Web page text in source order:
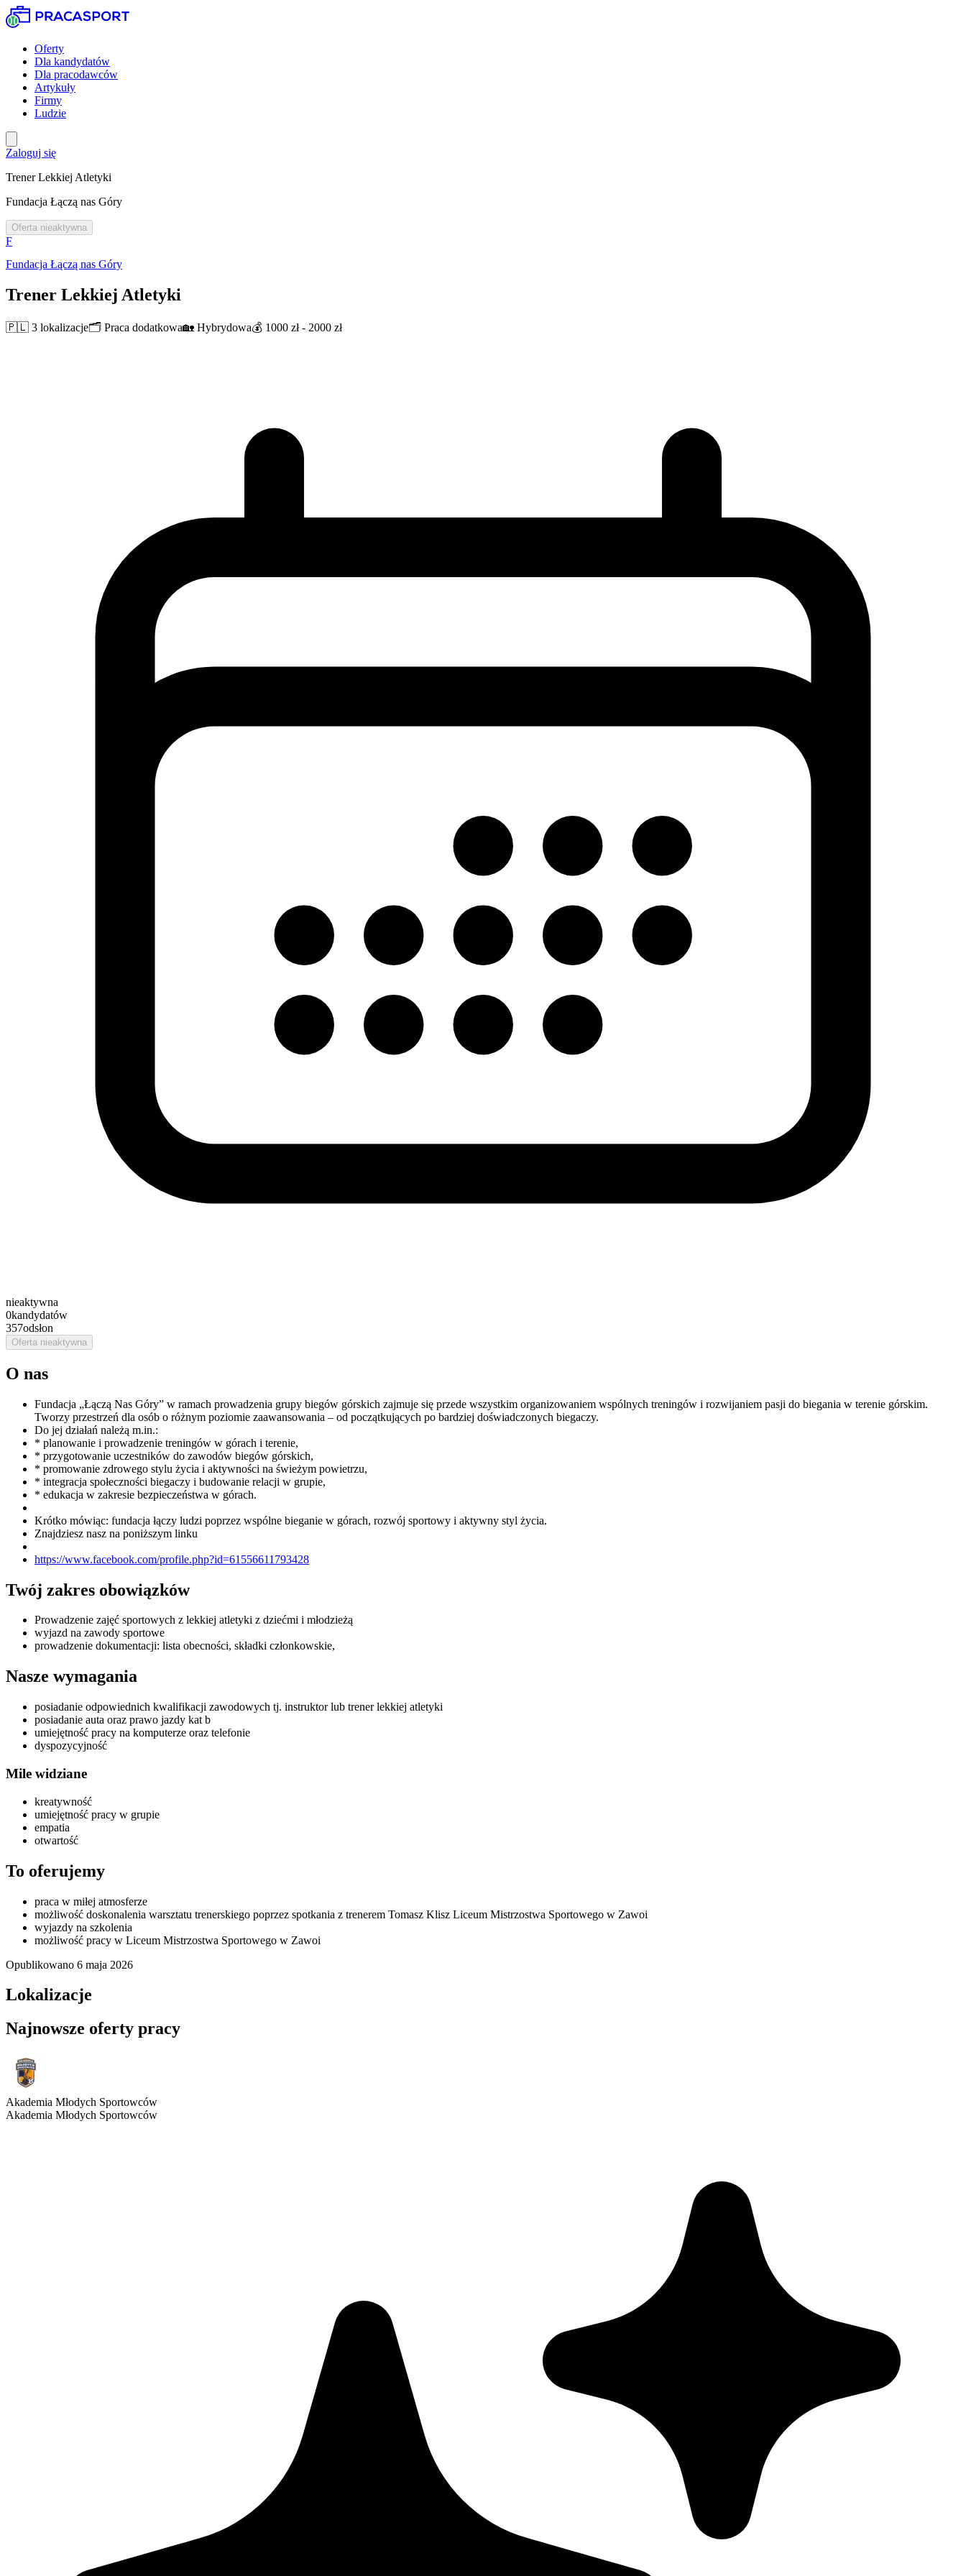
Oferty
Dla kandydatów
Dla pracodawców
Artykuły
Firmy
Ludzie
Zaloguj się
Trener Lekkiej Atletyki
Fundacja Łączą nas Góry
Oferta nieaktywna
F
Fundacja Łączą nas Góry
Trener Lekkiej Atletyki
🇵🇱 3 lokalizacje🗂️ Praca dodatkowa🏡 Hybrydowa💰 1000 zł - 2000 zł
nieaktywna
0kandydatów
357odsłon
Oferta nieaktywna
O nas
Fundacja „Łączą Nas Góry” w ramach prowadzenia grupy biegów górskich zajmuje się przede wszystkim organizowaniem wspólnych treningów i rozwijaniem pasji do biegania w terenie górskim.
Tworzy przestrzeń dla osób o różnym poziomie zaawansowania – od początkujących po bardziej doświadczonych biegaczy.
Do jej działań należą m.in.:
* planowanie i prowadzenie treningów w górach i terenie,
* przygotowanie uczestników do zawodów biegów górskich,
* promowanie zdrowego stylu życia i aktywności na świeżym powietrzu,
* integracja społeczności biegaczy i budowanie relacji w grupie,
* edukacja w zakresie bezpieczeństwa w górach.
Krótko mówiąc: fundacja łączy ludzi poprzez wspólne bieganie w górach, rozwój sportowy i aktywny styl życia.
Znajdziesz nasz na poniższym linku
https://www.facebook.com/profile.php?id=61556611793428
Twój zakres obowiązków
Prowadzenie zajęć sportowych z lekkiej atletyki z dziećmi i młodzieżą
wyjazd na zawody sportowe
prowadzenie dokumentacji: lista obecności, składki członkowskie,
Nasze wymagania
posiadanie odpowiednich kwalifikacji zawodowych tj. instruktor lub trener lekkiej atletyki
posiadanie auta oraz prawo jazdy kat b
umiejętność pracy na komputerze oraz telefonie
dyspozycyjność
Mile widziane
kreatywność
umiejętność pracy w grupie
empatia
otwartość
To oferujemy
praca w miłej atmosferze
możliwość doskonalenia warsztatu trenerskiego poprzez spotkania z trenerem Tomasz Klisz Liceum Mistrzostwa Sportowego w Zawoi
wyjazdy na szkolenia
możliwość pracy w Liceum Mistrzostwa Sportowego w Zawoi
Opublikowano 6 maja 2026
Lokalizacje
Najnowsze oferty pracy
Akademia Młodych Sportowców
Akademia Młodych Sportowców